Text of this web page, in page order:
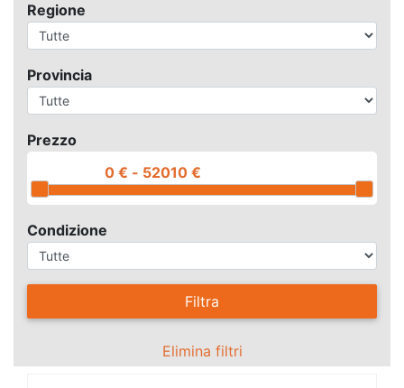
Regione
Provincia
Prezzo
Condizione
Filtra
Elimina filtri